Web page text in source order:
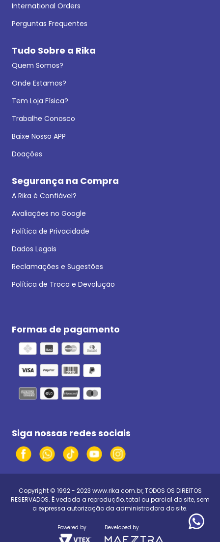
International Orders
Perguntas Frequentes
Tudo Sobre a Rika
Quem Somos?
Onde Estamos?
Tem Loja Física?
Trabalhe Conosco
Baixe Nosso APP
Doações
Segurança na Compra
A Rika é Confiável?
Avaliações no Google
Política de Privacidade
Dados Legais
Reclamações e Sugestões
Política de Troca e Devolução
Formas de pagamento
Siga nossas redes sociais
Copyright © 1992 - 2023 www.rika.com.br, TODOS OS DIREITOS
RESERVADOS. É vedada a reprodução, total ou parcial do site, sem
a expressa autorização da administradora do site.
Powered by Developed by